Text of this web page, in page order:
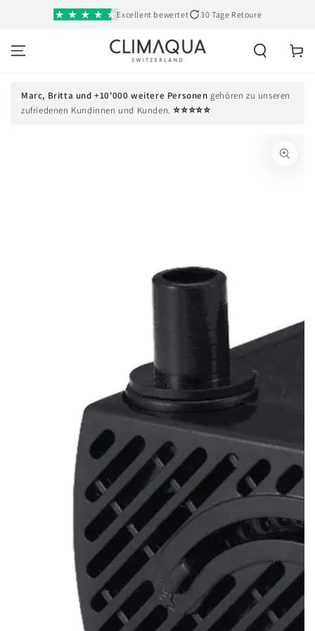
SKIP TO
CONTENT
Excellent bewertet 30 Tage Retoure
Cart
Marc, Britta und +10'000 weitere Personen gehören zu unseren
zufriedenen Kundinnen und Kunden.⭐⭐⭐⭐⭐